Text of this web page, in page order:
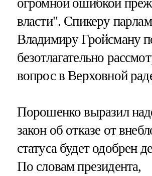
огромной ошибкой
власти". Спикеру
Владимиру Гройсману
безотлагательно
вопрос в Верховной
Порошенко выразил
закон об отказе от
статуса будет одобрен
По словам президента,